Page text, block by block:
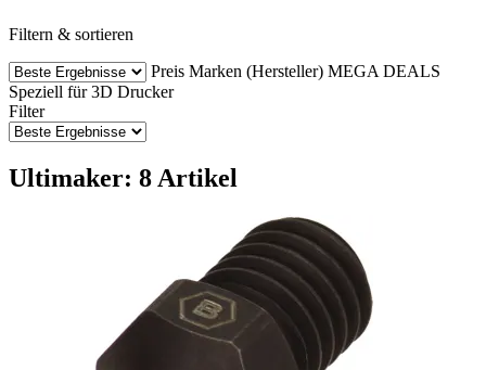
Filtern & sortieren
Preis Marken (Hersteller) MEGA DEALS
Speziell für 3D Drucker
Filter
Ultimaker: 8 Artikel